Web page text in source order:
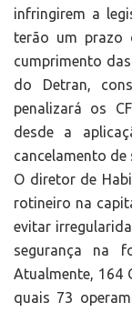
infringirem a
terão um prazo
cumprimento
do Detran,
penalizará os
desde a
cancelamento de
O diretor de
rotineiro na
evitar
segurança na
Atualmente, 164
quais 73